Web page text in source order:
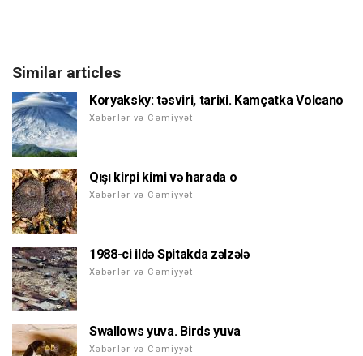
Similar articles
Koryaksky: təsviri, tarixi. Kamçatka Volcano
Xəbərlər və Cəmiyyət
Qışı kirpi kimi və harada o
Xəbərlər və Cəmiyyət
1988-ci ildə Spitakda zəlzələ
Xəbərlər və Cəmiyyət
Swallows yuva. Birds yuva
Xəbərlər və Cəmiyyət